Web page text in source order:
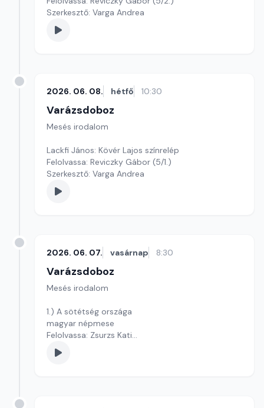
Szerkesztő: Varga Andrea
2026. 06. 08. hétfő 10:30
Varázsdoboz
Mesés irodalom
Lackfi János: Kövér Lajos színrelép
Felolvassa: Reviczky Gábor (5/1.)
Szerkesztő: Varga Andrea
2026. 06. 07. vasárnap 8:30
Varázsdoboz
Mesés irodalom
1.) A sötétség országa
magyar népmese
Felolvassa: Zsurzs Kati
Szerkesztő: Varga Andrea